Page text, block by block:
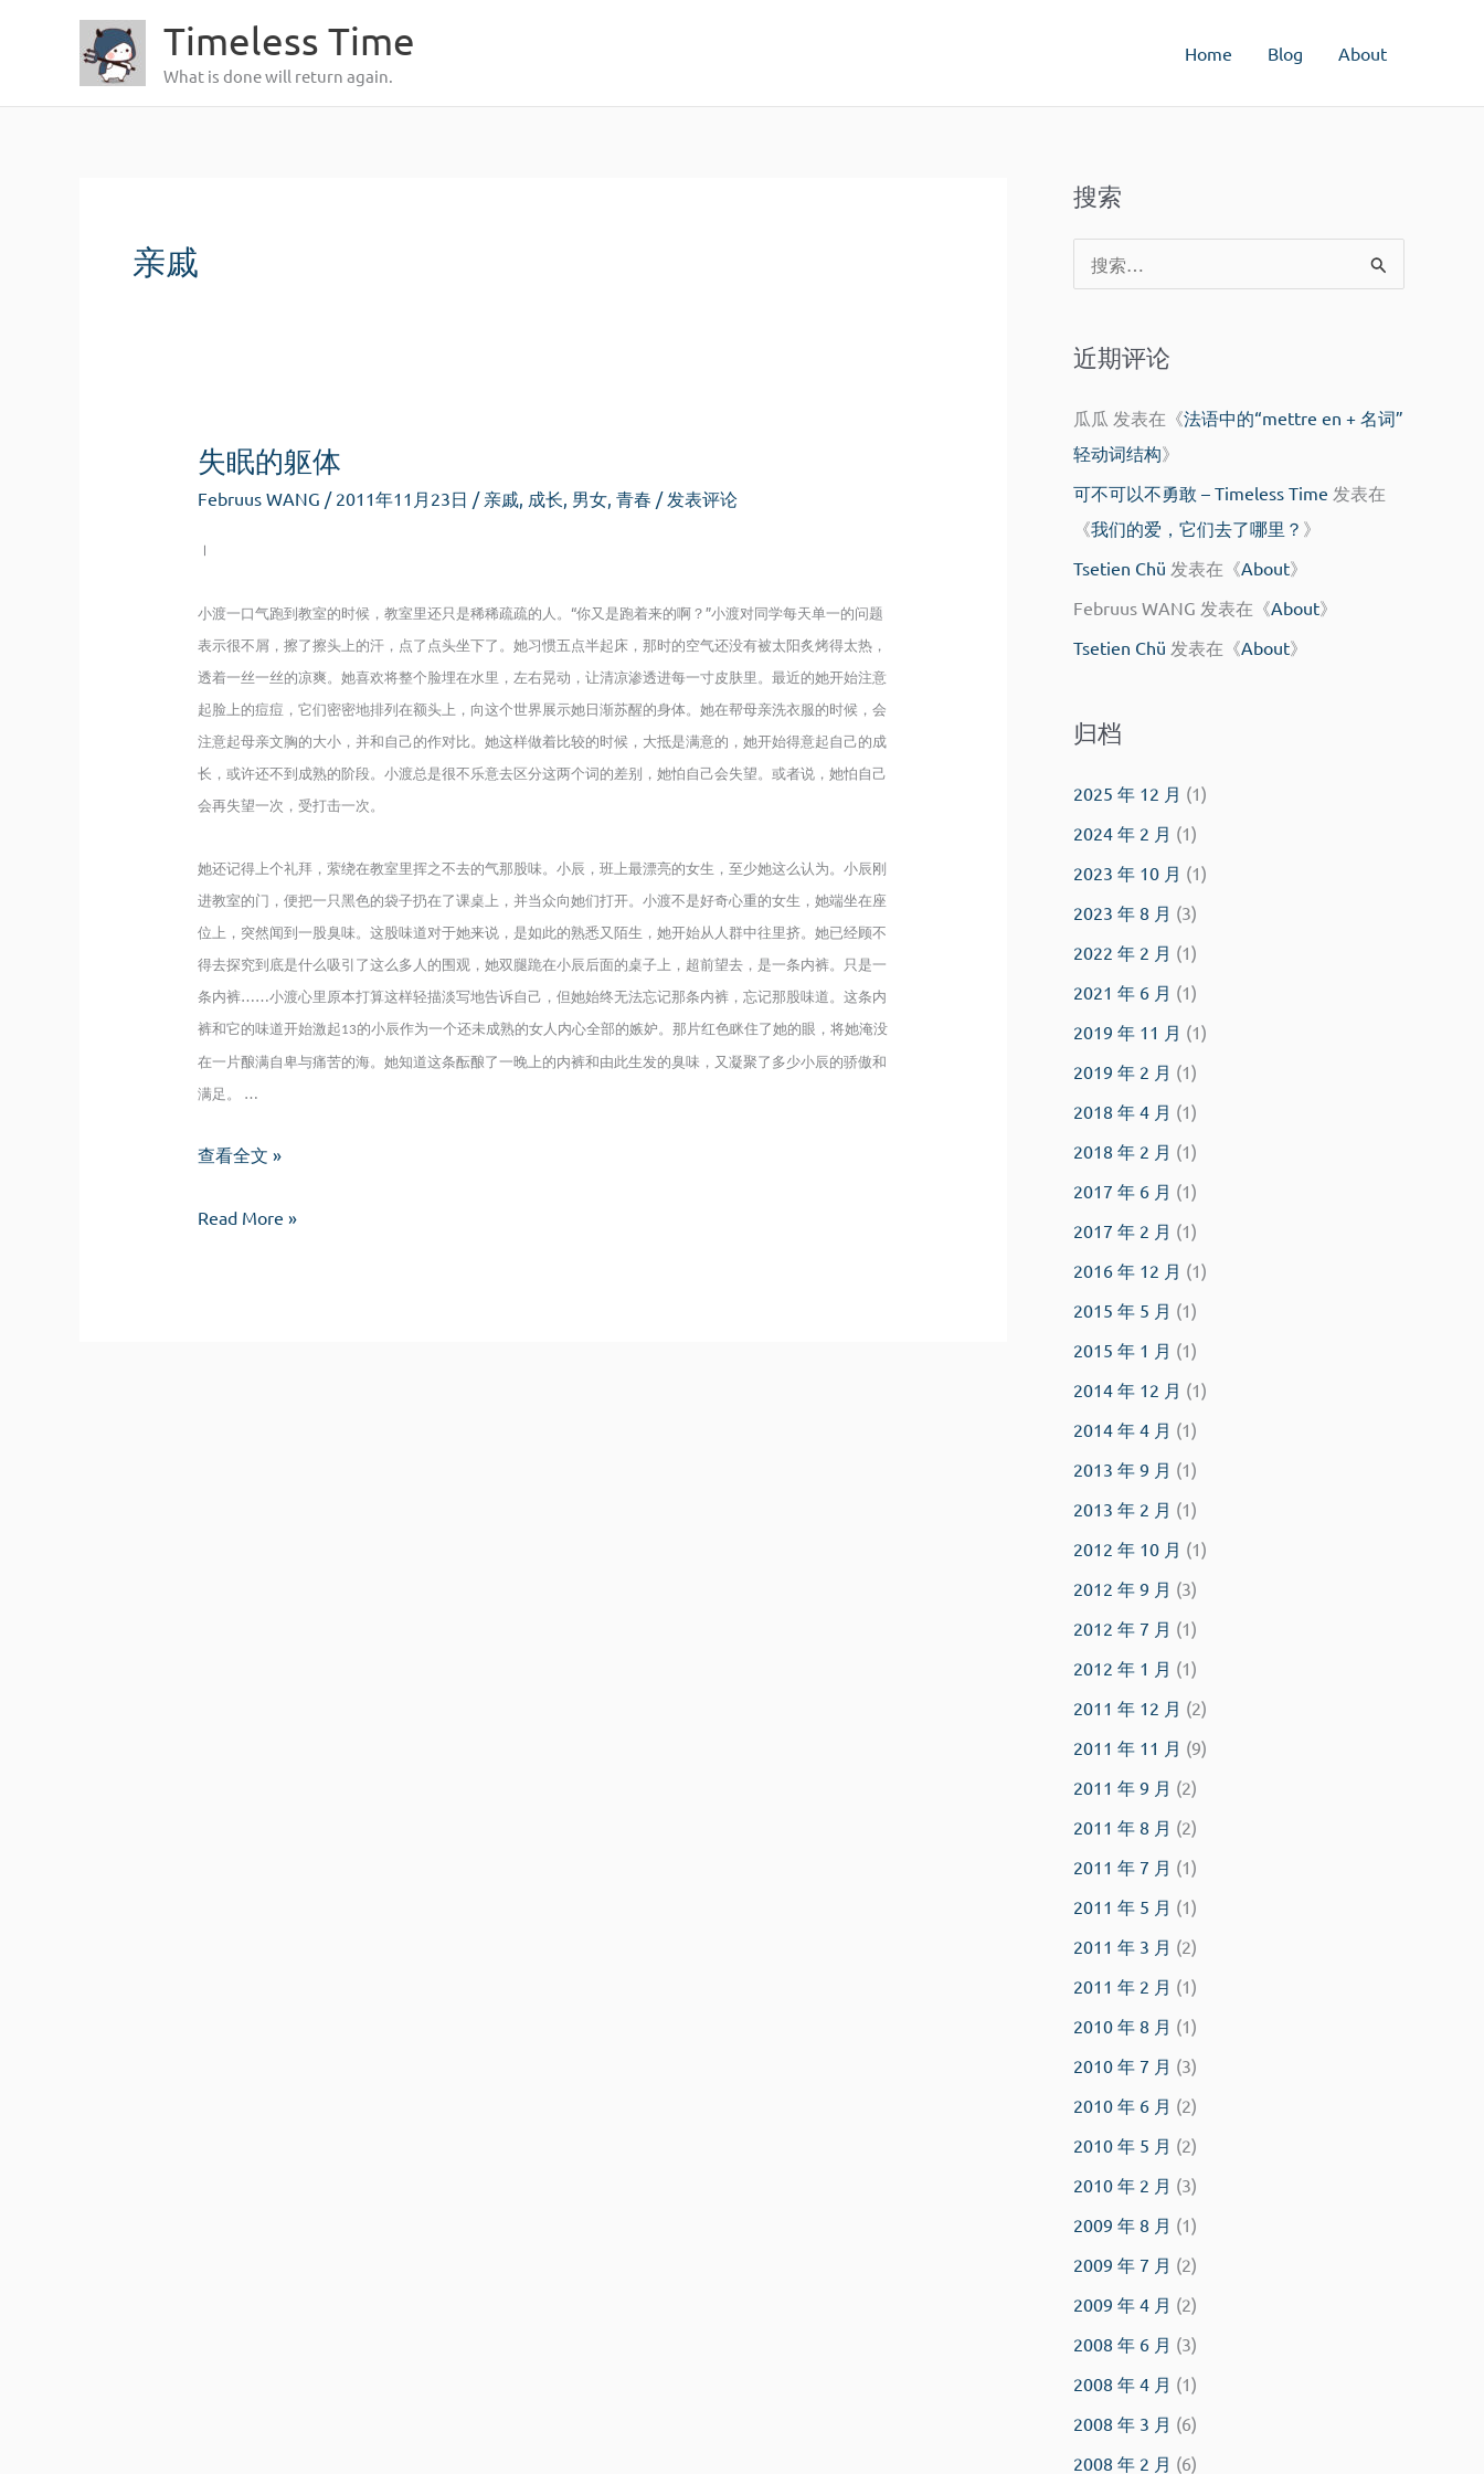
容
Timeless Time
What is done will return again.
Home Blog About
亲戚
失眠的躯体
Februus WANG / 2011年11月23日 / 亲戚 成长 男女, 青春 / 发表评论
Ⅰ
小渡一口气跑到教室的时候，教室里还只是稀稀疏疏的人。“你又是跑着来的啊？”小渡对同学每天单一的问题
表示很不屑，擦了擦头上的汗，点了点头坐下了。她习惯五点半起床，那时的空气还没有被太阳炙烤得太热，
透着一丝一丝的凉爽。她喜欢将整个脸埋在水里，左右晃动，让清凉渗透进每一寸皮肤里。最近的她开始注意
起脸上的痘痘，它们密密地排列在额头上，向这个世界展示她日渐苏醒的身体。她在帮母亲洗衣服的时候，会
注意起母亲文胸的大小，并和自己的作对比。她这样做着比较的时候，大抵是满意的，她开始得意起自己的成
长，或许还不到成熟的阶段。小渡总是很不乐意去区分这两个词的差别，她怕自己会失望。或者说，她怕自己
会再失望一次，受打击一次。
她还记得上个礼拜，萦绕在教室里挥之不去的气那股味。小辰，班上最漂亮的女生，至少她这么认为。小辰刚
进教室的门，便把一只黑色的袋子扔在了课桌上，并当众向她们打开。小渡不是好奇心重的女生，她端坐在座
位上，突然闻到一股臭味。这股味道对于她来说，是如此的熟悉又陌生，她开始从人群中往里挤。她已经顾不
得去探究到底是什么吸引了这么多人的围观，她双腿跪在小辰后面的桌子上，超前望去，是一条内裤。只是一
条内裤……小渡心里原本打算这样轻描淡写地告诉自己，但她始终无法忘记那条内裤，忘记那股味道。这条内
裤和它的味道开始激起13的小辰作为一个还未成熟的女人内心全部的嫉妒。那片红色眯住了她的眼，将她淹没
在一片酿满自卑与痛苦的海。她知道这条酝酿了一晚上的内裤和由此生发的臭味，又凝聚了多少小辰的骄傲和
满足。 …
失
的
查看全文 »
失
Read More »
搜索
索
近期评论
瓜瓜 发表在《法语中的“mettre en + 名词”
轻动词结构》
可不可以不勇敢 – Timeless Time 发表在
《我们的爱，它们去了哪里？ 》
Tsetien Chü 发表在《About》
Februus WANG 发表在《About》
Tsetien Chü 发表在《About》
归档
2025 年 12 月 (1)
2024 年 2 月 (1)
2023 年 10 月 (1)
2023 年 8 月 (3)
2022 年 2 月 (1)
2021 年 6 月 (1)
2019 年 11 月 (1)
2019 年 2 月 (1)
2018 年 4 月 (1)
2018 年 2 月 (1)
2017 年 6 月 (1)
2017 年 2 月 (1)
2016 年 12 月 (1)
2015 年 5 月 (1)
2015 年 1 月 (1)
2014 年 12 月 (1)
2014 年 4 月 (1)
2013 年 9 月 (1)
2013 年 2 月 (1)
2012 年 10 月 (1)
2012 年 9 月 (3)
2012 年 7 月 (1)
2012 年 1 月 (1)
2011 年 12 月 (2)
2011 年 11 月 (9)
2011 年 9 月 (2)
2011 年 8 月 (2)
2011 年 7 月 (1)
2011 年 5 月 (1)
2011 年 3 月 (2)
2011 年 2 月 (1)
2010 年 8 月 (1)
2010 年 7 月 (3)
2010 年 6 月 (2)
2010 年 5 月 (2)
2010 年 2 月 (3)
2009 年 8 月 (1)
2009 年 7 月 (2)
2009 年 4 月 (2)
2008 年 6 月 (3)
2008 年 4 月 (1)
2008 年 3 月 (6)
2008 年 2 月 (6)